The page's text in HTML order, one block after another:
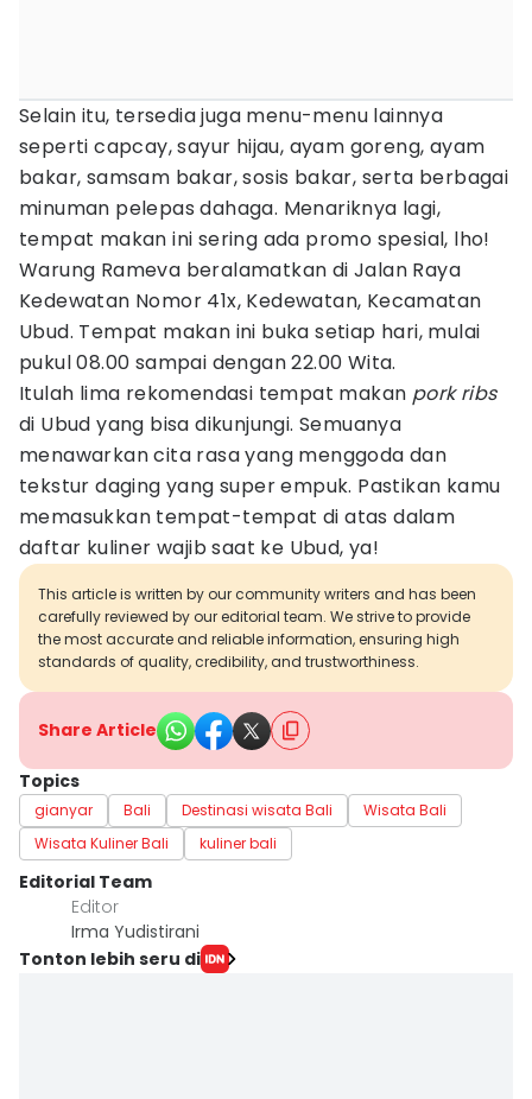
Selain itu, tersedia juga menu-menu lainnya
seperti capcay, sayur hijau, ayam goreng, ayam
bakar, samsam bakar, sosis bakar, serta berbagai
minuman pelepas dahaga. Menariknya lagi,
tempat makan ini sering ada promo spesial, lho!
Warung Rameva beralamatkan di Jalan Raya
Kedewatan Nomor 41x, Kedewatan, Kecamatan
Ubud. Tempat makan ini buka setiap hari, mulai
pukul 08.00 sampai dengan 22.00 Wita.
Itulah lima rekomendasi tempat makan pork ribs
di Ubud yang bisa dikunjungi. Semuanya
menawarkan cita rasa yang menggoda dan
tekstur daging yang super empuk. Pastikan kamu
memasukkan tempat-tempat di atas dalam
daftar kuliner wajib saat ke Ubud, ya!
This article is written by our community writers and has been
carefully reviewed by our editorial team. We strive to provide
the most accurate and reliable information, ensuring high
standards of quality, credibility, and trustworthiness.
Share Article
Topics
gianyar Bali Destinasi wisata Bali
Wisata Bali
Wisata Kuliner Bali
kuliner bali
Editorial Team
Editor
Irma Yudistirani
Tonton lebih seru di